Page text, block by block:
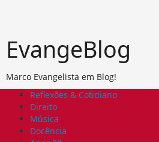
EvangeBlog
Marco Evangelista em Blog!
Primary
Menu
Reflexões & Cotidiano
Direito
Música
Docência